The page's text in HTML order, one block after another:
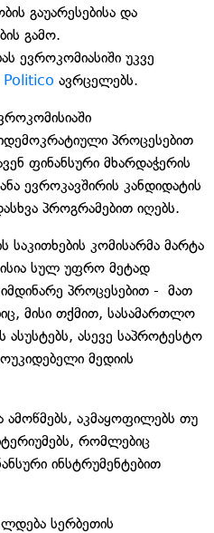
გაუარესებისა და
გამო.
ევროკომიასიში უკვე
Politico ავრცელებს.
პროცესებით
ფინანსური მხარდაჭერის
ევროკავშირის კანდიდატის
პროგრამებით იღებს.
საკითხების კომისარმა მარტა
სულ უფრო მეტად
პროცესებით - მათ
მისი თქმით, სასამართლო
ასუსტებს, ასევე საპროტესტო
მედიის
ამოწმებს, აკმაყოფილებს თუ
რომლებიც
ინსტრუმენტებით
სერბეთის